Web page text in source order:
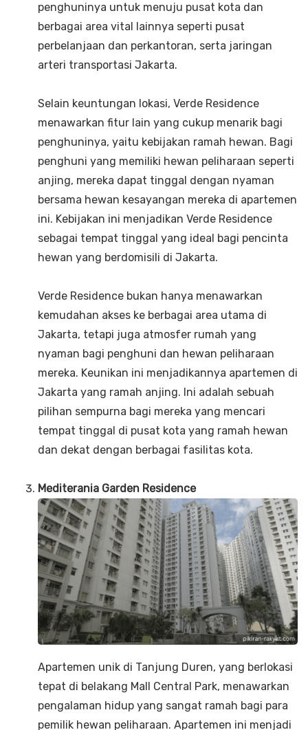
penghuninya untuk menuju pusat kota dan
berbagai area vital lainnya seperti pusat
perbelanjaan dan perkantoran, serta jaringan
arteri transportasi Jakarta.
Selain keuntungan lokasi, Verde Residence
menawarkan fitur lain yang cukup menarik bagi
penghuninya, yaitu kebijakan ramah hewan. Bagi
penghuni yang memiliki hewan peliharaan seperti
anjing, mereka dapat tinggal dengan nyaman
bersama hewan kesayangan mereka di apartemen
ini. Kebijakan ini menjadikan Verde Residence
sebagai tempat tinggal yang ideal bagi pencinta
hewan yang berdomisili di Jakarta.
Verde Residence bukan hanya menawarkan
kemudahan akses ke berbagai area utama di
Jakarta, tetapi juga atmosfer rumah yang
nyaman bagi penghuni dan hewan peliharaan
mereka. Keunikan ini menjadikannya apartemen di
Jakarta yang ramah anjing. Ini adalah sebuah
pilihan sempurna bagi mereka yang mencari
tempat tinggal di pusat kota yang ramah hewan
dan dekat dengan berbagai fasilitas kota.
Mediterania Garden Residence
Apartemen unik di Tanjung Duren, yang berlokasi
tepat di belakang Mall Central Park, menawarkan
pengalaman hidup yang sangat ramah bagi para
pemilik hewan peliharaan. Apartemen ini menjadi